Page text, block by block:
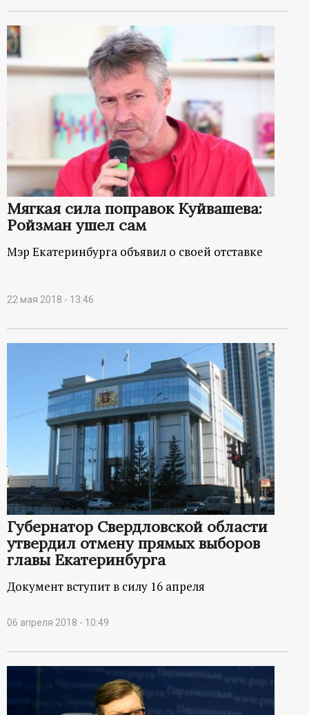
Мягкая сила поправок Куйвашева:
Ройзман ушел сам
Мэр Екатеринбурга объявил о своей отставке
22 мая 2018 - 13:46
Губернатор Свердловской области
утвердил отмену прямых выборов
главы Екатеринбурга
Документ вступит в силу 16 апреля
06 апреля 2018 - 10:49